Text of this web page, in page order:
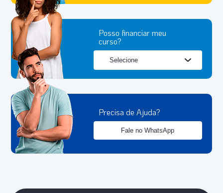
Posso financiar meu
curso?
Precisa de Ajuda?
Fale no WhatsApp